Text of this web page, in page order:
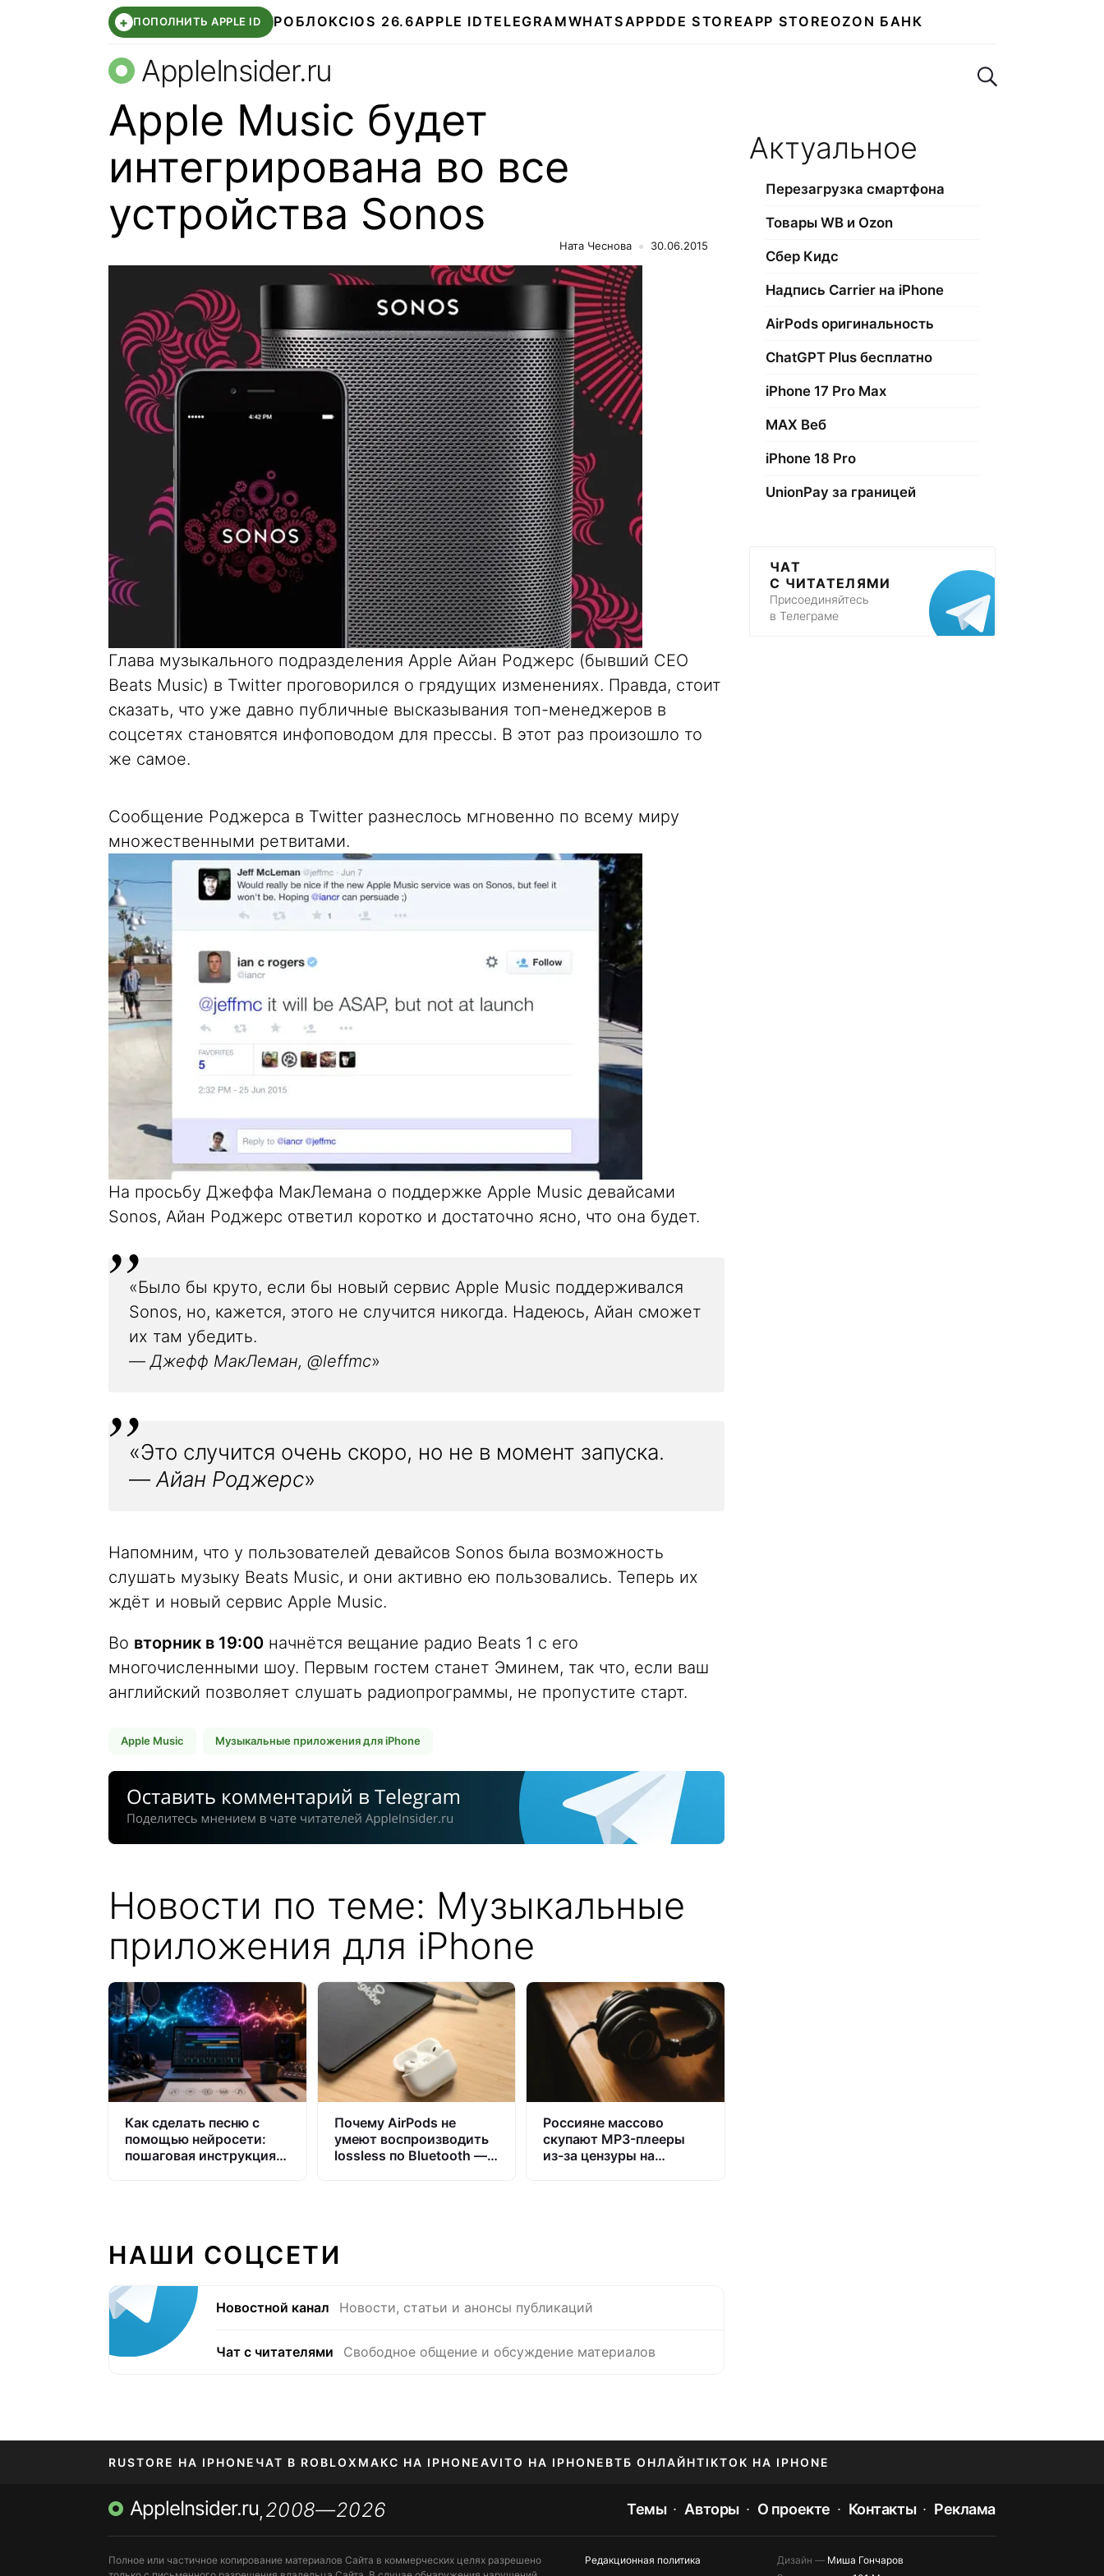
+ ПОПОЛНИТЬ APPLE ID РОБЛОКС IOS 26.6APPLE IDTELEGRAMWHATSAPPDDE STOREAPP STORE OZON БАНК
AppleInsider.ru Поиск по сайту
Apple Music будет
интегрирована во все
устройства Sonos
Ната Чеснова 30.06.2015
Глава музыкального подразделения Apple Айан Роджерс (бывший CEO
Beats Music) в Twitter проговорился о грядущих изменениях. Правда, стоит
сказать, что уже давно публичные высказывания топ-менеджеров в
соцсетях становятся инфоповодом для прессы. В этот раз произошло то
же самое.
Сообщение Роджерса в Twitter разнеслось мгновенно по всему миру
множественными ретвитами.
На просьбу Джеффа МакЛемана о поддержке Apple Music девайсами
Sonos, Айан Роджерс ответил коротко и достаточно ясно, что она будет.
«Было бы круто, если бы новый сервис Apple Music поддерживался
Sonos, но, кажется, этого не случится никогда. Надеюсь, Айан сможет
их там убедить.
—Джефф МакЛеман, @leffmc»
«Это случится очень скоро, но не в момент запуска.
— Айан Роджерс»
Напомним, что у пользователей девайсов Sonos была возможность
слушать музыку Beats Music, и они активно ею пользовались. Теперь их
ждёт и новый сервис Apple Music.
Во вторник в 19:00 начнётся вещание радио Beats 1 с его
многочисленными шоу. Первым гостем станет Эминем, так что, если ваш
английский позволяет слушать радиопрограммы, не пропустите старт.
Apple Music Музыкальные приложения для iPhone
Новости по теме: Музыкальные
приложения для iPhone
Как сделать песню с
помощью нейросети:
пошаговая инструкция
Почему AirPods не
умеют воспроизводить
lossless по Bluetooth — и
Россияне массово
скупают MP3-плееры
из-за цензуры на
НАШИ СОЦСЕТИ
Новостной канал Новости, статьи и анонсы публикаций
Чат с читателями Свободное общение и обсуждение материалов
Актуальное
Перезагрузка смартфона
Товары WB и Ozon
Сбер Кидс
Надпись Carrier на iPhone
AirPods оригинальность
ChatGPT Plus бесплатно
iPhone 17 Pro Max
МАХ Веб
iPhone 18 Pro
UnionPay за границей
ЧАТ
С ЧИТАТЕЛЯМИ
Присоединяйтесь
в Телеграме
RUSTORE НА IPHONE ЧАТ В ROBLOX МАКС НА IPHONEAVITO НА IPHONE ВТБ ОНЛАЙНTIKTOK НА IPHONE
AppleInsider.ru, 2008—2026 Темы Авторы О проекте Контакты Реклама
Полное или частичное копирование материалов Сайта в коммерческих целях разрешено
Редакционная политика Дизайн — Миша Гончаров